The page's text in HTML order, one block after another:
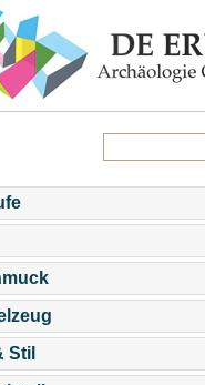
Stil